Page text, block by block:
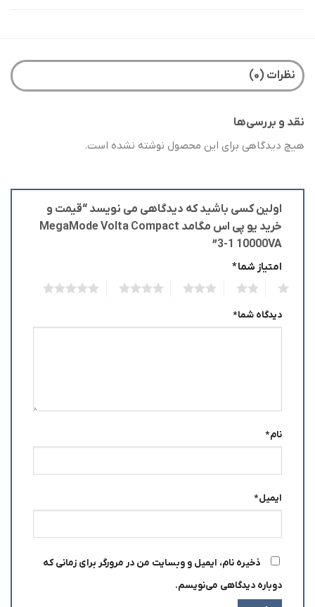
نظرات (۰)
نقد و بررسی‌ها
هیچ دیدگاهی برای این محصول نوشته نشده است.
اولین کسی باشید که دیدگاهی می نویسد “قیمت و
خرید یو پی اس مگامد MegaMode Volta Compact
3-1 10000VA”
امتیاز شما*
دیدگاه شما*
نام*
ایمیل*
ذخیره نام، ایمیل و وبسایت من در مرورگر برای زمانی که
دوباره دیدگاهی می‌نویسم.